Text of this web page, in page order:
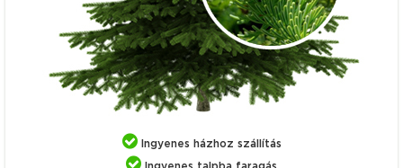
Ingyenes házhoz szállítás